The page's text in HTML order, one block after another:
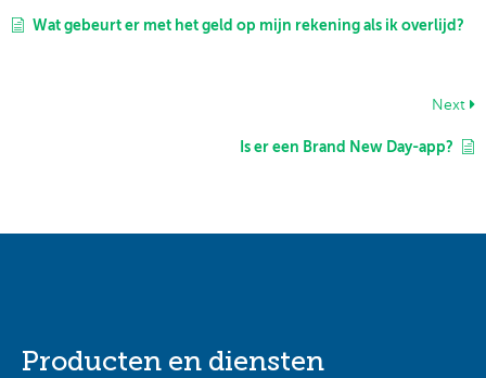
Wat gebeurt er met het geld op mijn rekening als ik overlijd?
Next
Is er een Brand New Day-app?
Producten en diensten